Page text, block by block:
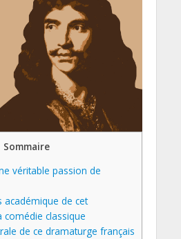
Sommaire
véritable passion de
académique de cet
classique
de ce dramaturge français